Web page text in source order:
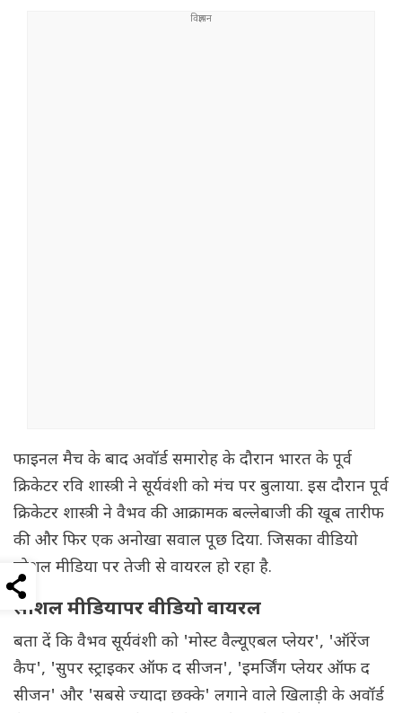
फाइनल मैच के बाद अवॉर्ड समारोह के दौरान भारत के पूर्व
क्रिकेटर रवि शास्त्री ने सूर्यवंशी को मंच पर बुलाया. इस दौरान पूर्व
क्रिकेटर शास्त्री ने वैभव की आक्रामक बल्लेबाजी की खूब तारीफ
की और फिर एक अनोखा सवाल पूछ दिया. जिसका वीडियो
सोशल मीडिया पर तेजी से वायरल हो रहा है.
सोशल मीडियापर वीडियो वायरल
बता दें कि वैभव सूर्यवंशी को 'मोस्ट वैल्यूएबल प्लेयर', 'ऑरेंज
कैप', 'सुपर स्ट्राइकर ऑफ द सीजन', 'इमर्जिंग प्लेयर ऑफ द
सीजन' और 'सबसे ज्यादा छक्के' लगाने वाले खिलाड़ी के अवॉर्ड